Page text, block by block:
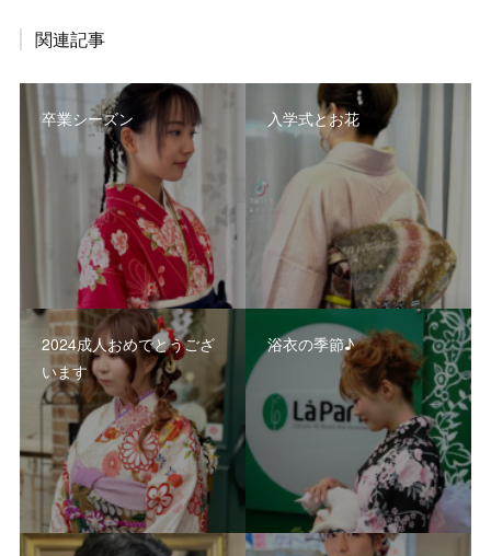
関連記事
卒業シーズン 入学式とお花
2024成人おめでとうござ
います
浴衣の季節♪